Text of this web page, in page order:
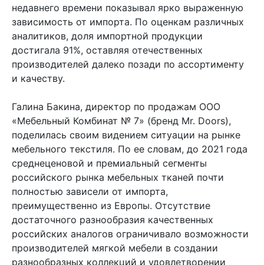
недавнего времени показывал ярко выраженную
зависимость от импорта. По оценкам различных
аналитиков, доля импортной продукции
достигала 91%, оставляя отечественных
производителей далеко позади по ассортименту
и качеству.
Галина Бакина, директор по продажам ООО
«Мебельный Комбинат № 7» (бренд Mr. Doors),
поделилась своим видением ситуации на рынке
мебельного текстиля. По ее словам, до 2021 года
среднеценовой и премиальный сегменты
российского рынка мебельных тканей почти
полностью зависели от импорта,
преимущественно из Европы. Отсутствие
достаточного разнообразия качественных
российских аналогов ограничивало возможности
производителей мягкой мебели в создании
разнообразных коллекций и удовлетворении